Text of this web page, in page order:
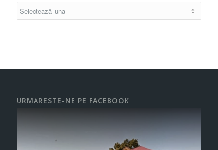
URMARESTE-NE PE FACEBOOK